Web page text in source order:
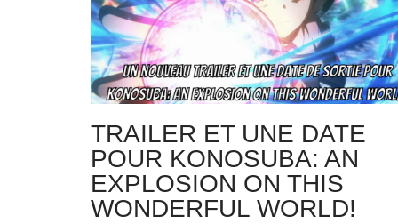
TRAILER ET UNE DATE
POUR KONOSUBA: AN
EXPLOSION ON THIS
WONDERFUL WORLD!